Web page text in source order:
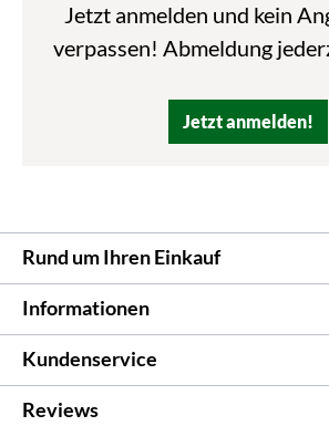
Jetzt anmelden und kein
verpassen! Abmeldung
Jetzt anmelden!
Rund um Ihren Einkauf
Informationen
Kundenservice
Reviews